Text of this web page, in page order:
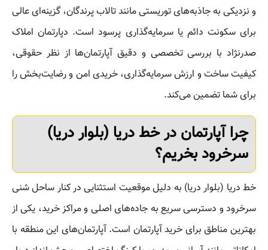
و نزدیکی به جاذبه‌های توریستی مانند تالاب پرندگان، گزینه‌ای عالی
برای سکونت دائم یا سرمایه‌گذاری پرسود است. دپارتمان املاک
صدرنژاد با بررسی تخصصی و دقیق آپارتمان‌ها از نظر حقوقی،
کیفیت ساخت و ارزش سرمایه‌گذاری، خریدی امن و رضایت‌بخش را
برای شما تضمین می‌کند.
چرا آپارتمان در خط دریا (بلوار دریا)
سرخرود بخریم؟
خط دریا (بلوار دریا) به دلیل موقعیت استثنایی در کنار ساحل شنی
سرخرود و دسترسی سریع به جاده‌های اصلی و مراکز خرید، یکی از
بهترین مناطق برای خرید آپارتمان است. آپارتمان‌های این منطقه با